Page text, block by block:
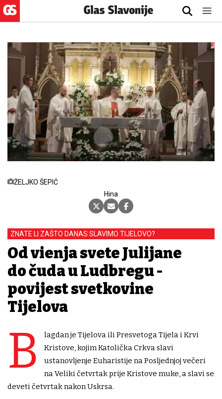
ŽELJKO ŠEPIĆ
Hina
ZNATE LI ZAŠTO DANAS SLAVIMO TIJELOVO?
Od viđenja svete Julijane
do čuda u Ludbregu -
povijest svetkovine
Tijelova
B
lagdan je Tijelova ili Presvetoga Tijela i Krvi
Kristove, kojim Katolička Crkva slavi
ustanovljenje Euharistije na Posljednjoj večeri
na Veliki četvrtak prije Kristove muke, a slavi se
deveti četvrtak nakon Uskrsa.